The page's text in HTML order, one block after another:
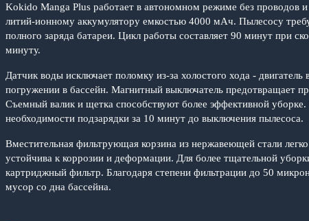
Kokido Manga Plus работает в автономном режиме без проводов
литий-ионному аккумулятору емкостью 4000 мАч. Пылесосу
полного заряда батареи. Цикл работы составляет 90 минут при
минуту.
Датчик воды исключает поломку из-за холостого хода - двигатель
погружении в бассейн. Магнитный выключатель предотвращает
Съемный валик и щетка способствуют более эффективной
необходимости подзарядки за 10 минут до выключения пылесоса.
Вместительная фильтрующая корзина из нержавеющей стали
устойчива к коррозии и деформации. Для более тщательной
картриджный фильтр. Благодаря степени фильтрации до 50
мусор со дна бассейна.